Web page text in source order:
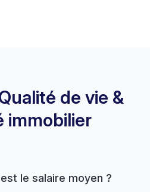
de vie &
immobilier
le salaire moyen ?